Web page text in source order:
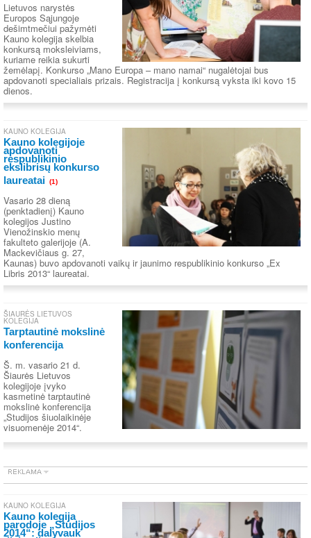
Lietuvos narystės
Europos Sąjungoje
dešimtmečiui pažymėti
Kauno kolegija skelbia
konkursą moksleiviams,
kuriame reikia sukurti
žemėlapį. Konkurso „Mano Europa – mano namai“ nugalėtojai bus
apdovanoti specialiais prizais. Registracija į konkursą vyksta iki kovo 15
dienos.
KAUNO KOLEGIJA
Kauno kolegijoje
apdovanoti
respublikinio
ekslibrisų konkurso
laureatai (1)
Vasario 28 dieną
(penktadienį) Kauno
kolegijos Justino
Vienožinskio menų
fakulteto galerijoje (A.
Mackevičiaus g. 27,
Kaunas) buvo apdovanoti vaikų ir jaunimo respublikinio konkurso „Ex
Libris 2013“ laureatai.
ŠIAURĖS LIETUVOS
KOLEGIJA
Tarptautinė mokslinė
konferencija
Š. m. vasario 21 d.
Šiaurės Lietuvos
kolegijoje įvyko
kasmetinė tarptautinė
mokslinė konferencija
„Studijos šiuolaikinėje
visuomenėje 2014“.
KAUNO KOLEGIJA
Kauno kolegija
parodoje „Studijos
2014“: dalyvauk